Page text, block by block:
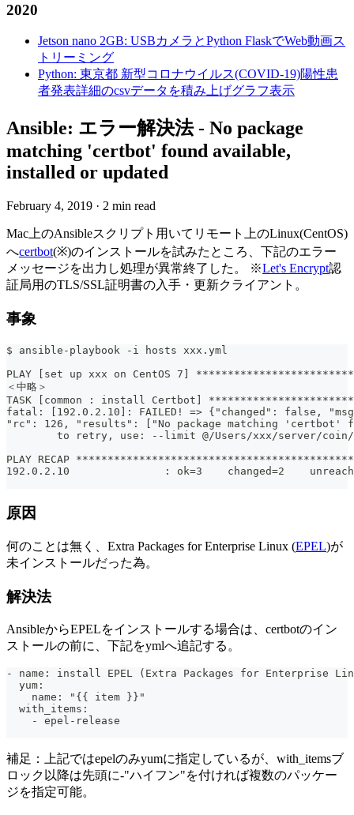
2020
Jetson nano 2GB: USBカメラとPython FlaskでWeb動画ス
トリーミング
Python: 東京都 新型コロナウイルス(COVID-19)陽性患
者発表詳細のcsvデータを積み上げグラフ表示
Ansible: エラー解決法 - No package
matching 'certbot' found available,
installed or updated
February 4, 2019 · 2 min read
Mac上のAnsibleスクリプト用いてリモート上のLinux(CentOS)
へcertbot(※)のインストールを試みたところ、下記のエラー
メッセージを出力し処理が異常終了した。 ※Let's Encrypt認
証局用のTLS/SSL証明書の入手・更新クライアント。
事象
$ ansible-playbook -i hosts xxx.yml
PLAY [set up xxx on CentOS 7]
＜中略＞
TASK [common : install Certbot]
fatal: [192.0.2.10]: FAILED! => {"changed": false,
"rc": 126, "results": ["No package matching 'certbot'
to retry, use: --limit @/Users/xxx/server/
PLAY RECAP
192.0.2.10               : ok=3    changed=2
原因
何のことは無く、Extra Packages for Enterprise Linux (EPEL)が
未インストールだった為。
解決法
AnsibleからEPELをインストールする場合は、certbotのイン
ストールの前に、下記をymlへ追記する。
- name: install EPEL (Extra Packages for Enterprise
  yum:
    name: "{{ item }}"
  with_items:
    - epel-release
補足：上記ではepelのみyumに指定しているが、with_itemsブ
ロック以降は先頭に-"ハイフン"を付ければ複数のパッケー
ジを指定可能。